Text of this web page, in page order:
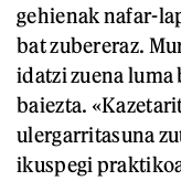
gehienak nafar-
bat zubereraz.
idatzi zuena luma
baiezta.
ulergarritasuna
ikuspegi